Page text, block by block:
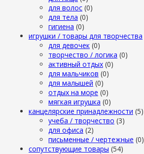
для волос (0)
для тела (0)
гигиена (0)
игрушки / товары для творчества
для девочек (0)
творчество / логика (0)
активный отдых (0)
для мальчиков (0)
для малышей (0)
отдых на море (0)
мягкая игрушка (0)
канцелярские принадлежности (5)
учеба / творчество (3)
для офиса (2)
письменные / чертежные (0)
сопутствующие товары (54)